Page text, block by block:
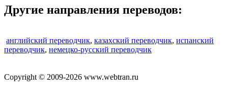
Другие направления переводов:
английский переводчик, казахский переводчик, испанский
переводчик, немецко-русский переводчик
Copyright © 2009-2026 www.webtran.ru